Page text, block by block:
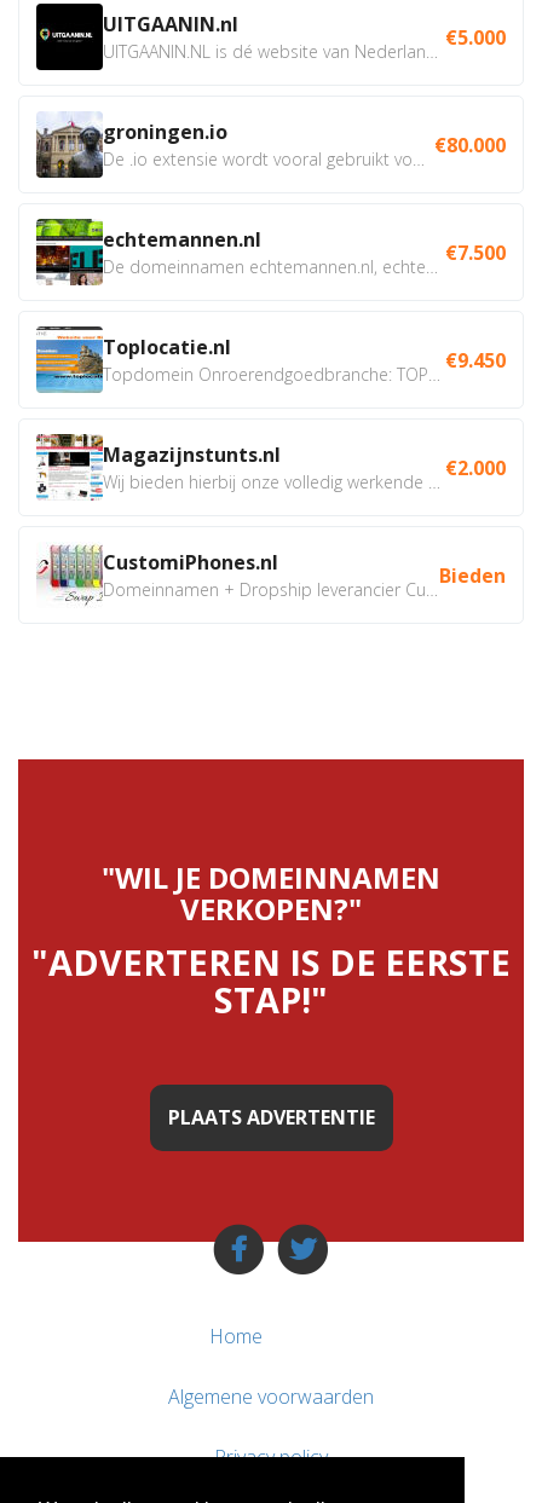
UITGAANIN.nl €5.000
groningen.io €80.000
echtemannen.nl €7.500
Toplocatie.nl €9.450
Magazijnstunts.nl €2.000
CustomiPhones.nl Bieden
"WIL JE DOMEINNAMEN
VERKOPEN?"
"ADVERTEREN IS DE EERSTE
STAP!"
PLAATS ADVERTENTIE
Home
Algemene voorwaarden
Privacy policy